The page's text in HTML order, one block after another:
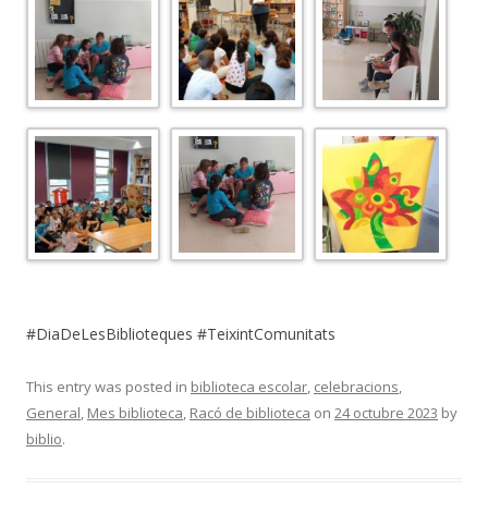
#DiaDeLesBiblioteques #TeixintComunitats
This entry was posted in biblioteca escolar, celebracions,
General, Mes biblioteca, Racó de biblioteca on 24 octubre 2023 by
biblio.